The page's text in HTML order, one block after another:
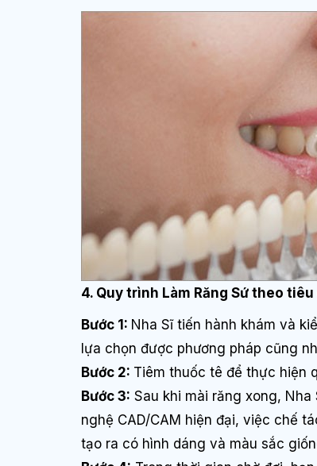
4. Quy trình Làm Răng Sứ theo
Bước 1: Nha Sĩ tiến hành khám và
lựa chọn được phương pháp cũng
Bước 2: Tiêm thuốc tê để thực hiện
Bước 3: Sau khi mài răng xong,
nghệ CAD/CAM hiện đại, việc chế
tạo ra có hình dáng và màu sắc